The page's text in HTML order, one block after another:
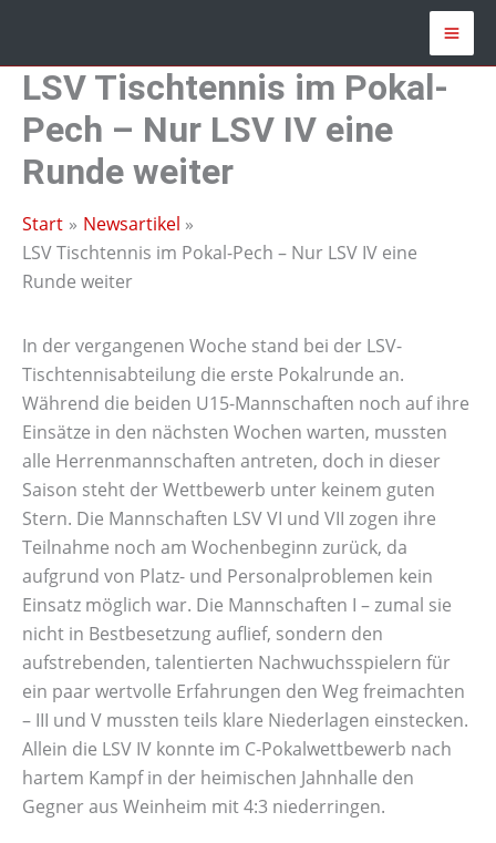
springen
LSV Tischtennis im Pokal-
Pech – Nur LSV IV eine
Runde weiter
Start
Newsartikel
LSV Tischtennis im Pokal-Pech – Nur LSV IV eine
Runde weiter
In der vergangenen Woche stand bei der LSV-
Tischtennisabteilung die erste Pokalrunde an.
Während die beiden U15-Mannschaften noch auf ihre
Einsätze in den nächsten Wochen warten, mussten
alle Herrenmannschaften antreten, doch in dieser
Saison steht der Wettbewerb unter keinem guten
Stern. Die Mannschaften LSV VI und VII zogen ihre
Teilnahme noch am Wochenbeginn zurück, da
aufgrund von Platz- und Personalproblemen kein
Einsatz möglich war. Die Mannschaften I – zumal sie
nicht in Bestbesetzung auflief, sondern den
aufstrebenden, talentierten Nachwuchsspielern für
ein paar wertvolle Erfahrungen den Weg freimachten
– III und V mussten teils klare Niederlagen einstecken.
Allein die LSV IV konnte im C-Pokalwettbewerb nach
hartem Kampf in der heimischen Jahnhalle den
Gegner aus Weinheim mit 4:3 niederringen.